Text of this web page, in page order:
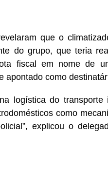
que o
do grupo, que teria
fiscal em nome de
apontado como
logística do
como
explicou o